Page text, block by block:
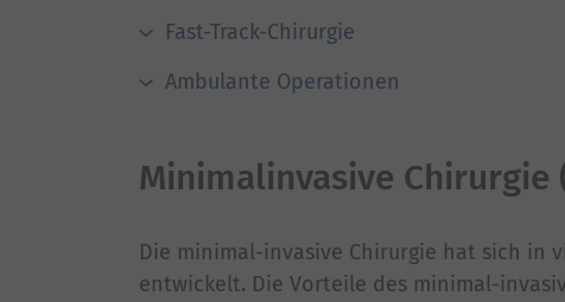
Fast-Track-Chirurgie
Ambulante Operationen
Minimalinvasive Chirurgie
Die minimal-invasive Chirurgie hat sich in
entwickelt. Die Vorteile des minimal-